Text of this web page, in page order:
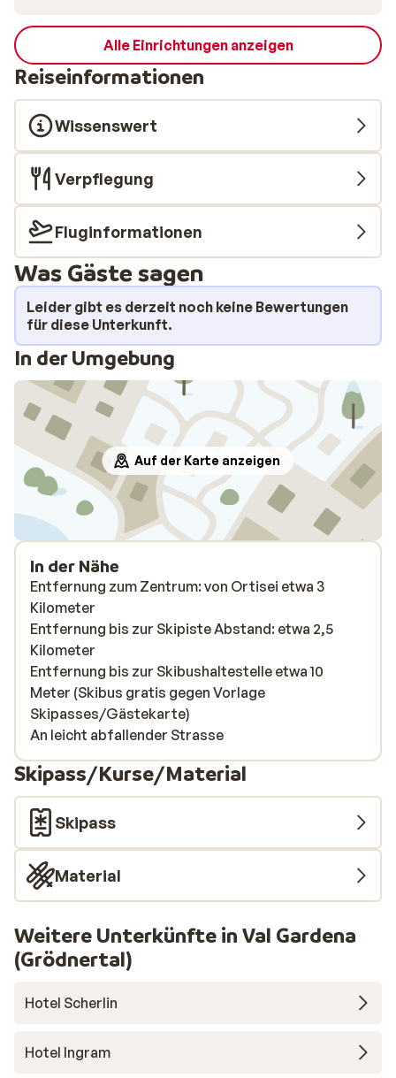
Alle Einrichtungen anzeigen
Reiseinformationen
Wissenswert
Verpflegung
Fluginformationen
Was Gäste sagen
Leider gibt es derzeit noch keine Bewertungen
für diese Unterkunft.
In der Umgebung
Auf der Karte anzeigen
In der Nähe
Entfernung zum Zentrum: von Ortisei etwa 3
Kilometer
Entfernung bis zur Skipiste Abstand: etwa 2,5
Kilometer
Entfernung bis zur Skibushaltestelle etwa 10
Meter (Skibus gratis gegen Vorlage
Skipasses/Gästekarte)
An leicht abfallender Strasse
Skipass/Kurse/Material
Skipass
Material
Weitere Unterkünfte in Val Gardena
(Grödnertal)
Hotel Scherlin
Hotel Ingram